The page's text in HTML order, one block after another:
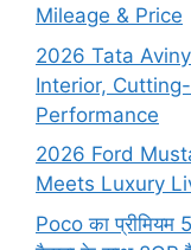
Mileage & Price
2026 Tata
Interior,
Performance
2026 Ford
Meets Luxury
Poco का प्रीमियम